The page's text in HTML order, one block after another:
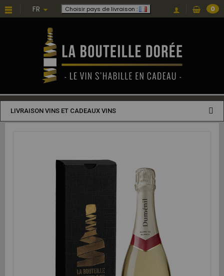
FR Choisir pays de livraison : 0
LIVRAISON VINS ET CADEAUX VINS